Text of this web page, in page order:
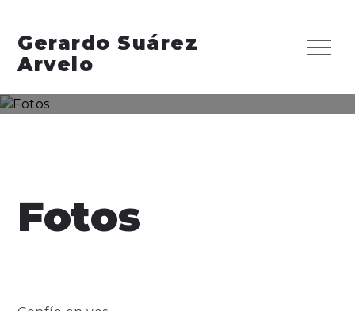
content
Gerardo Suárez
Arvelo
Menu
Fotos